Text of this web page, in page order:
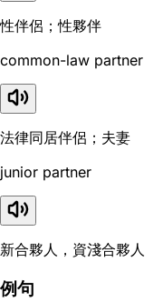
性伴侶；性夥伴
common-law partner
法律同居伴侶；夫妻
junior partner
新合夥人，資淺合夥人
例句